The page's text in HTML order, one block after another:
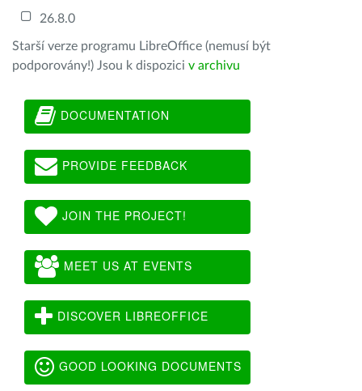
26.8.0
Starší verze programu LibreOffice (nemusí být
podporovány!) Jsou k dispozici v archivu
DOCUMENTATION
PROVIDE FEEDBACK
JOIN THE PROJECT!
MEET US AT EVENTS
DISCOVER LIBREOFFICE
GOOD LOOKING DOCUMENTS